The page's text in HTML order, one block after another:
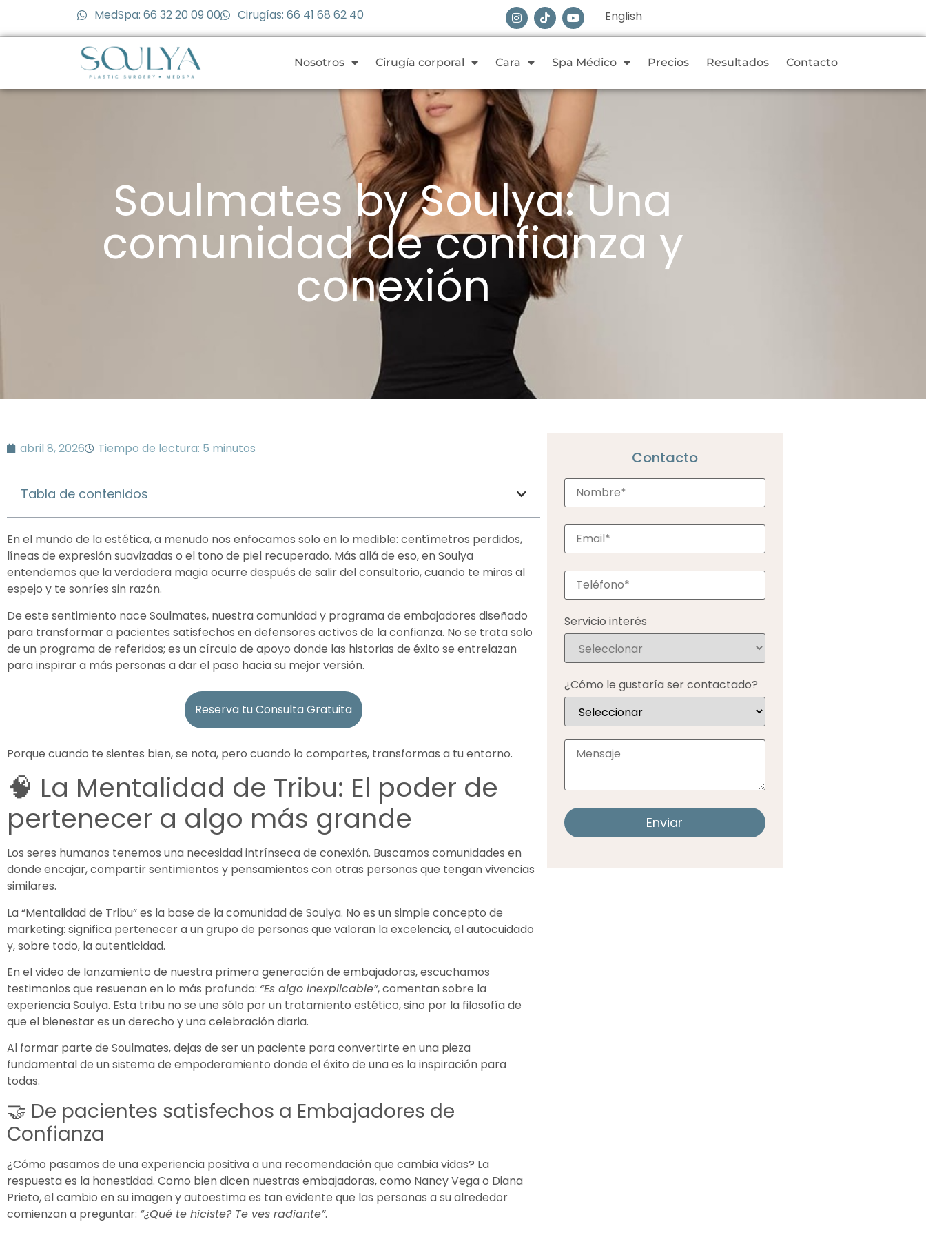
MedSpa: 66 32 20 09 00 Cirugías: 66 41 68 62 40 English
Nosotros Cirugía corporal Cara Spa Médico Precios Resultados Contacto
Soulmates by Soulya: Una
comunidad de confianza y
conexión
abril 8, 2026 Tiempo de lectura: 5 minutos
Tabla de contenidos
En el mundo de la estética, a menudo nos enfocamos solo en lo medible: centímetros perdidos,
líneas de expresión suavizadas o el tono de piel recuperado. Más allá de eso, en Soulya
entendemos que la verdadera magia ocurre después de salir del consultorio, cuando te miras al
espejo y te sonríes sin razón.
De este sentimiento nace Soulmates, nuestra comunidad y programa de embajadores diseñado
para transformar a pacientes satisfechos en defensores activos de la confianza. No se trata solo
de un programa de referidos; es un círculo de apoyo donde las historias de éxito se entrelazan
para inspirar a más personas a dar el paso hacia su mejor versión.
Reserva tu Consulta Gratuita
Porque cuando te sientes bien, se nota, pero cuando lo compartes, transformas a tu entorno.
🧠 La Mentalidad de Tribu: El poder de
pertenecer a algo más grande
Los seres humanos tenemos una necesidad intrínseca de conexión. Buscamos comunidades en
donde encajar, compartir sentimientos y pensamientos con otras personas que tengan vivencias
similares.
La “Mentalidad de Tribu” es la base de la comunidad de Soulya. No es un simple concepto de
marketing: significa pertenecer a un grupo de personas que valoran la excelencia, el autocuidado
y, sobre todo, la autenticidad.
En el video de lanzamiento de nuestra primera generación de embajadoras, escuchamos
testimonios que resuenan en lo más profundo: “Es algo inexplicable”, comentan sobre la
experiencia Soulya. Esta tribu no se une sólo por un tratamiento estético, sino por la filosofía de
que el bienestar es un derecho y una celebración diaria.
Al formar parte de Soulmates, dejas de ser un paciente para convertirte en una pieza
fundamental de un sistema de empoderamiento donde el éxito de una es la inspiración para
todas.
🤝 De pacientes satisfechos a Embajadores de
Confianza
¿Cómo pasamos de una experiencia positiva a una recomendación que cambia vidas? La
respuesta es la honestidad. Como bien dicen nuestras embajadoras, como Nancy Vega o Diana
Prieto, el cambio en su imagen y autoestima es tan evidente que las personas a su alrededor
comienzan a preguntar: “¿Qué te hiciste? Te ves radiante”.
Contacto
Servicio interés
¿Cómo le gustaría ser contactado?